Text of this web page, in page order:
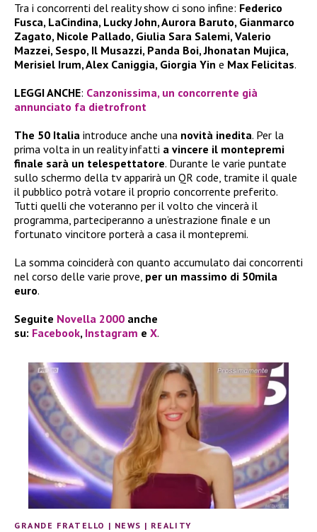
Tra i concorrenti del reality show ci sono infine: Federico
Fusca, LaCindina, Lucky John, Aurora Baruto, Gianmarco
Zagato, Nicole Pallado, Giulia Sara Salemi, Valerio
Mazzei, Sespo, Il Musazzi, Panda Boi, Jhonatan Mujica,
Merisiel Irum, Alex Caniggia, Giorgia Yin e Max Felicitas.
LEGGI ANCHE: Canzonissima, un concorrente già
annunciato fa dietrofront
The 50 Italia introduce anche una novità inedita. Per la
prima volta in un reality infatti a vincere il montepremi
finale sarà un telespettatore. Durante le varie puntate
sullo schermo della tv apparirà un QR code, tramite il quale
il pubblico potrà votare il proprio concorrente preferito.
Tutti quelli che voteranno per il volto che vincerà il
programma, parteciperanno a un’estrazione finale e un
fortunato vincitore porterà a casa il montepremi.
La somma coinciderà con quanto accumulato dai concorrenti
nel corso delle varie prove, per un massimo di 50mila
euro.
Seguite Novella 2000 anche
su: Facebook, Instagram e X.
GRANDE FRATELLO | NEWS | REALITY